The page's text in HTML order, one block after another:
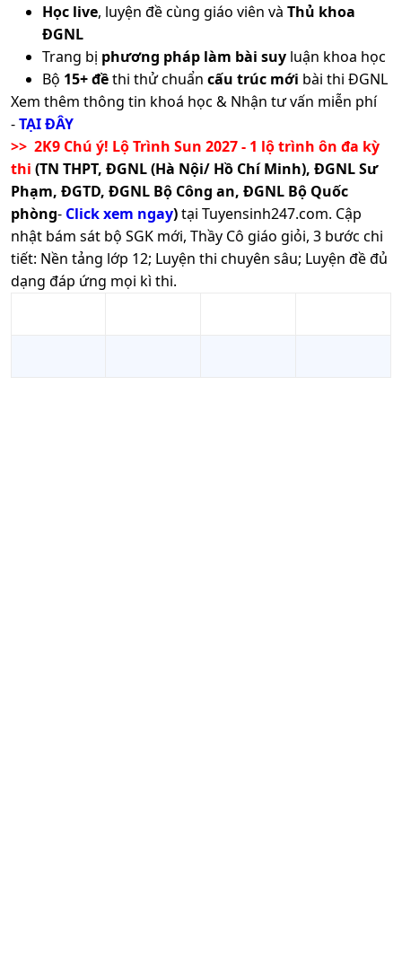
Học live, luyện đề cùng giáo viên và Thủ khoa
ĐGNL
Trang bị phương pháp làm bài suy luận khoa học
Bộ 15+ đềthi thử chuẩn cấu trúc mới bài thi ĐGNL
Xem thêm thông tin khoá học & Nhận tư vấn miễn phí
-TẠI ĐÂY
>> 2K9 Chú ý! Lộ Trình Sun 2027 - 1 lộ trình ôn đa kỳ
thi (TN THPT, ĐGNL (Hà Nội/ Hồ Chí Minh), ĐGNL Sư
Phạm, ĐGTD, ĐGNL Bộ Công an, ĐGNL Bộ Quốc
phòng- Click xem ngay)tại Tuyensinh247.com. Cập
nhật bám sát bộ SGK mới, Thầy Cô giáo giỏi, 3 bước chi
tiết: Nền tảng lớp 12; Luyện thi chuyên sâu; Luyện đề đủ
dạng đáp ứng mọi kì thi.